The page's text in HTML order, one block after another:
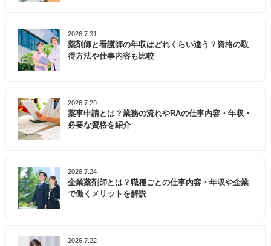
2026.7.31
薬剤師と看護師の年収はどれくらい違う？資格の取
得方法や仕事内容も比較
2026.7.29
薬事申請とは？業務の流れやRAの仕事内容・年収・
必要な資格を紹介
2026.7.24
企業薬剤師とは？職種ごとの仕事内容・年収や企業
で働くメリットを解説
2026.7.22